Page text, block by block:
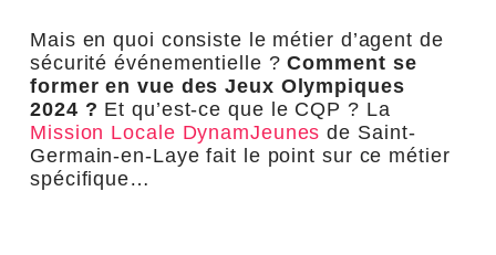
Mais en quoi consiste le métier d’agent de
sécurité événementielle ?Comment se
former en vue des Jeux Olympiques
2024 ? Et qu’est-ce que le CQP ? La
Mission Locale DynamJeunes de Saint-
Germain-en-Laye fait le point sur ce métier
spécifique…